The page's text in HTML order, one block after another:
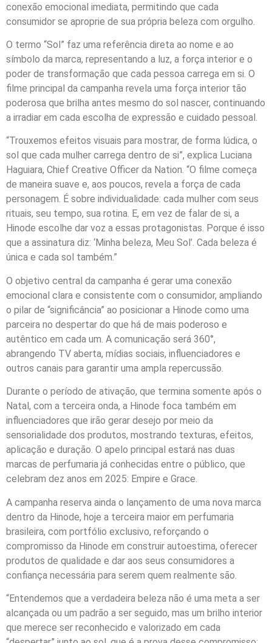
conexão emocional imediata, permitindo que cada
consumidor se aproprie de sua própria beleza com orgulho.
O termo “Sol” faz uma referência direta ao nome e ao
símbolo da marca, representando a luz, a força interior e o
poder de transformação que cada pessoa carrega em si. O
filme principal da campanha revela uma força interior tão
poderosa que brilha antes mesmo do sol nascer, continuando
a irradiar em cada escolha de expressão e cuidado pessoal.
“Trouxemos efeitos visuais para mostrar, de forma lúdica, o
sol que cada mulher carrega dentro de si”, explica Luciana
Haguiara, Chief Creative Officer da Nation. “O filme começa
de maneira suave e, aos poucos, revela a força de cada
personagem. É sobre individualidade: cada mulher com seus
rituais, seu tempo, sua rotina. E, em vez de falar de si, a
Hinode escolhe dar voz a essas protagonistas. Porque é isso
que a assinatura diz: ‘Minha beleza, Meu Sol’. Cada beleza é
única e cada sol também.”
O objetivo central da campanha é gerar uma conexão
emocional clara e consistente com o consumidor, ampliando
o pilar de “significância” ao posicionar a Hinode como uma
parceira no despertar do que há de mais poderoso e
autêntico em cada um. A comunicação será 360°,
abrangendo TV aberta, mídias sociais, influenciadores e
outros canais para garantir uma ampla repercussão.
Durante o período de ativação, que termina somente após o
Natal, com a terceira onda, a Hinode foca também em
influenciadores que irão gerar desejo por meio da
sensorialidade dos produtos, mostrando texturas, efeitos,
aplicação e duração. O apelo principal estará nas duas
marcas de perfumaria já conhecidas entre o público, que
celebram dez anos em 2025: Empire e Grace.
A campanha reserva ainda o lançamento de uma nova marca
dentro da Hinode, hoje a terceira maior em perfumaria
brasileira, com portfólio exclusivo, reforçando o
compromisso da Hinode em construir autoestima, oferecer
produtos de qualidade e dar aos seus consumidores a
confiança necessária para serem quem realmente são.
“Entendemos que a verdadeira beleza não é uma meta a ser
alcançada ou um padrão a ser seguido, mas um brilho interior
que merece ser reconhecido e valorizado em cada